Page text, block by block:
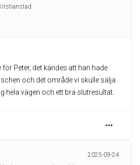
Peter, det kändes att han hade
och det område vi skulle sälja
hela vägen och ett bra slutresultat.
2025-09-24